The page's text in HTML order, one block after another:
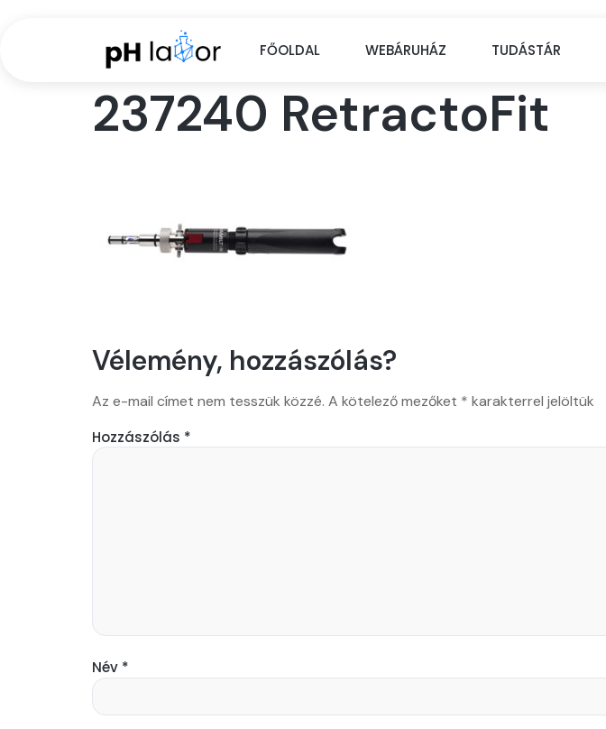
FŐOLDAL WEBÁRUHÁZ TUDÁSTÁR
237240 RetractoFit
Vélemény, hozzászólás?
Az e-mail címet nem tesszük közzé. A kötelező mezőket * karakterrel jelöltük
Hozzászólás *
Név *